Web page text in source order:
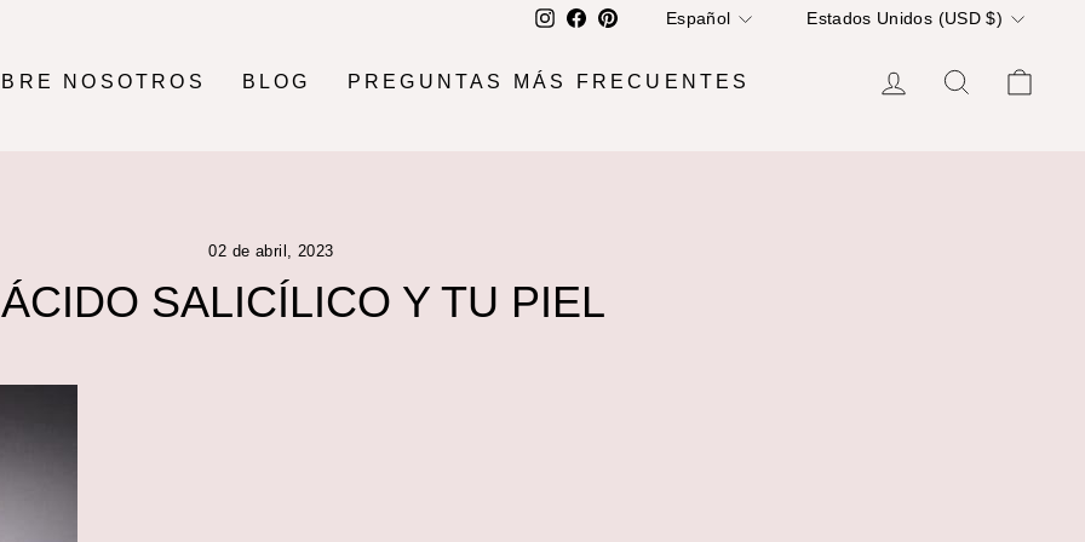
Instagram
Facebook
PinterestIDIOMA
Español MONEDA
Estados Unidos (USD $)
NOSOTROS BLOG PREGUNTAS MÁS FRECUENTES INGRESAR
BUSCAR
02 de abril, 2023
SALICÍLICO Y TU PIEL